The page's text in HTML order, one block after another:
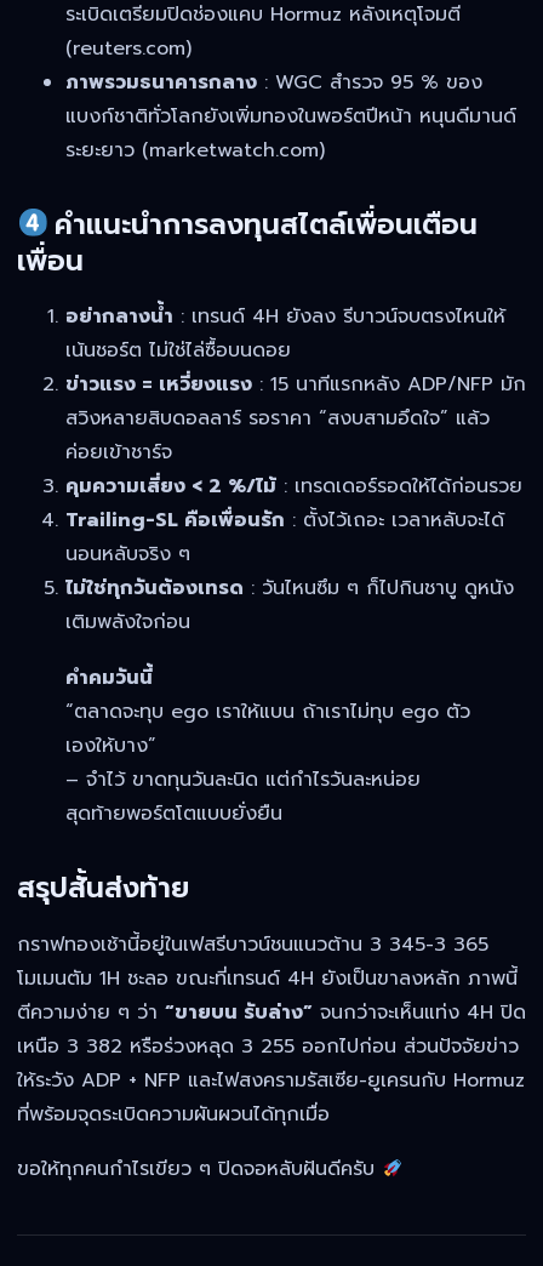
ระเบิดเตรียมปิดช่องแคบ Hormuz หลังเหตุโจมตี
(reuters.com)
ภาพรวมธนาคารกลาง : WGC สำรวจ 95 % ของ
แบงก์ชาติทั่วโลกยังเพิ่มทองในพอร์ตปีหน้า หนุนดีมานด์
ระยะยาว (marketwatch.com)
คำแนะนำการลงทุนสไตล์เพื่อนเตือน
เพื่อน
อย่ากลางน้ำ : เทรนด์ 4H ยังลง รีบาวน์จบตรงไหนให้
เน้นชอร์ต ไม่ใช่ไล่ซื้อบนดอย
ข่าวแรง = เหวี่ยงแรง : 15 นาทีแรกหลัง ADP/NFP มัก
สวิงหลายสิบดอลลาร์ รอราคา “สงบสามอึดใจ” แล้ว
ค่อยเข้าชาร์จ
คุมความเสี่ยง < 2 %/ไม้ : เทรดเดอร์รอดให้ได้ก่อนรวย
Trailing-SL คือเพื่อนรัก : ตั้งไว้เถอะ เวลาหลับจะได้
นอนหลับจริง ๆ
ไม่ใช่ทุกวันต้องเทรด : วันไหนซึม ๆ ก็ไปกินชาบู ดูหนัง
เติมพลังใจก่อน
คำคมวันนี้
“ตลาดจะทุบ ego เราให้แบน ถ้าเราไม่ทุบ ego ตัว
เองให้บาง”
– จำไว้ ขาดทุนวันละนิด แต่กำไรวันละหน่อย
สุดท้ายพอร์ตโตแบบยั่งยืน
สรุปสั้นส่งท้าย
กราฟทองเช้านี้อยู่ในเฟสรีบาวน์ชนแนวต้าน 3 345-3 365
โมเมนตัม 1H ชะลอ ขณะที่เทรนด์ 4H ยังเป็นขาลงหลัก ภาพนี้
ตีความง่าย ๆ ว่า “ขายบน รับล่าง” จนกว่าจะเห็นแท่ง 4H ปิด
เหนือ 3 382 หรือร่วงหลุด 3 255 ออกไปก่อน ส่วนปัจจัยข่าว
ให้ระวัง ADP + NFP และไฟสงครามรัสเซีย-ยูเครนกับ Hormuz
ที่พร้อมจุดระเบิดความผันผวนได้ทุกเมื่อ
ขอให้ทุกคนกำไรเขียว ๆ ปิดจอหลับฝันดีครับ